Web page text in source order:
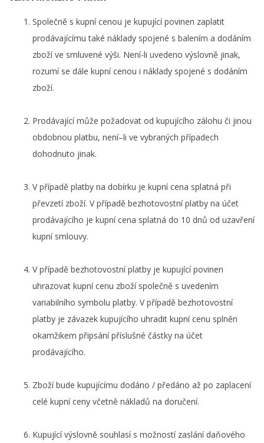
Společně s kupní cenou je kupující povinen zaplatit
prodávajícímu také náklady spojené s balením a dodáním
zboží ve smluvené výši. Není-li uvedeno výslovně jinak,
rozumí se dále kupní cenou i náklady spojené s dodáním
zboží.
Prodávající může požadovat od kupujícího zálohu či jinou
obdobnou platbu, není–li ve vybraných případech
dohodnuto jinak.
V případě platby na dobírku je kupní cena splatná při
převzetí zboží. V případě bezhotovostní platby na účet
prodávajícího je kupní cena splatná do 10 dnů od uzavření
kupní smlouvy.
V případě bezhotovostní platby je kupující povinen
uhrazovat kupní cenu zboží společně s uvedením
variabilního symbolu platby. V případě bezhotovostní
platby je závazek kupujícího uhradit kupní cenu splněn
okamžikem připsání příslušné částky na účet
prodávajícího.
Zboží bude kupujícímu dodáno / předáno až po zaplacení
celé kupní ceny včetně nákladů na doručení.
Kupující výslovně souhlasí s možností zaslání daňového